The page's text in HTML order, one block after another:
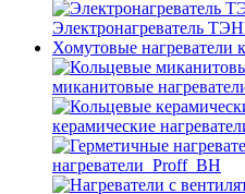
Электронагреватель
Хомутовые нагреватели
миканитовые
керамические
нагреватели_Proff_BH